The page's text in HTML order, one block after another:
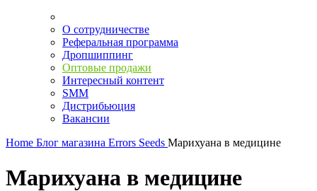
О сотрудничестве
Реферальная программа
Дропшиппинг
Оптовые продажи
Интересный контент
SMM
Дистрибьюция
Вакансии
Home Блог магазина Errors Seeds Марихуана в медицине
Марихуана в медицине